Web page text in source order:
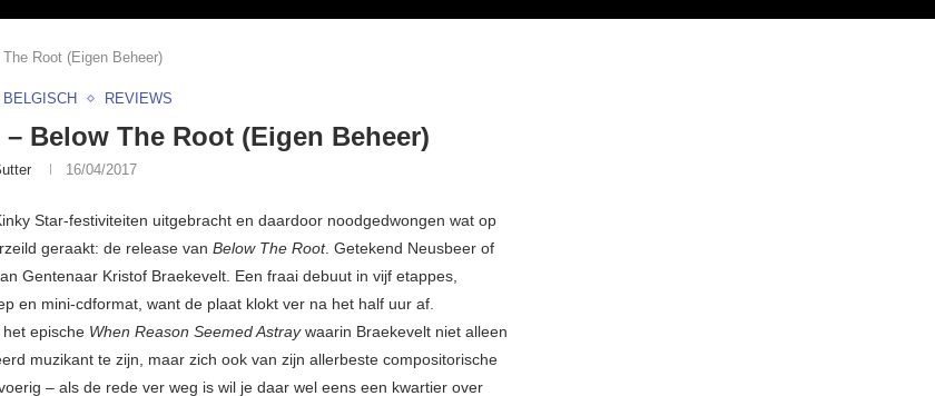
Root (Eigen Beheer)
BELGISCH REVIEWS
– Below The Root (Eigen Beheer)
16/04/2017
Star-festiviteiten uitgebracht en daardoor noodgedwongen wat op
geraakt: de release van Below The Root. Getekend Neusbeer of
Gentenaar Kristof Braekevelt. Een fraai debuut in vijf etappes,
en mini-cdformat, want de plaat klokt ver na het half uur af.
epische When Reason Seemed Astraywaarin Braekevelt niet alleen
muzikant te zijn, maar zich ook van zijn allerbeste compositorische
– als de rede ver weg is wil je daar wel eens een kwartier over